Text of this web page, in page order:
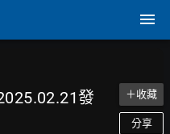
發
＋收藏
分享